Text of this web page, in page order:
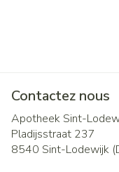
Contactez nous
Apotheek Sint-
Pladijsstraat 237
8540 Sint-Lodewijk